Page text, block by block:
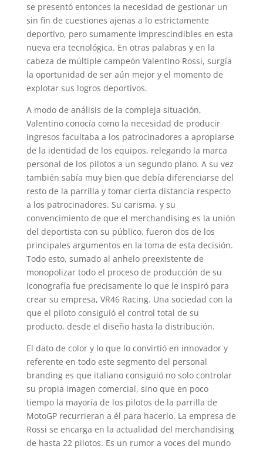
se presentó entonces la necesidad de gestionar un
sin fin de cuestiones ajenas a lo estrictamente
deportivo, pero sumamente imprescindibles en esta
nueva era tecnológica. En otras palabras y en la
cabeza de múltiple campeón Valentino Rossi, surgía
la oportunidad de ser aún mejor y el momento de
explotar sus logros deportivos.
A modo de análisis de la compleja situación,
Valentino conocía como la necesidad de producir
ingresos facultaba a los patrocinadores a apropiarse
de la identidad de los equipos, relegando la marca
personal de los pilotos a un segundo plano. A su vez
también sabía muy bien que debía diferenciarse del
resto de la parrilla y tomar cierta distancia respecto
a los patrocinadores. Su carisma, y su
convencimiento de que el merchandising es la unión
del deportista con su público, fueron dos de los
principales argumentos en la toma de esta decisión.
Todo esto, sumado al anhelo preexistente de
monopolizar todo el proceso de producción de su
iconografía fue precisamente lo que le inspiró para
crear su empresa, VR46 Racing. Una sociedad con la
que el piloto consiguió el control total de su
producto, desde el diseño hasta la distribución.
El dato de color y lo que lo convirtió en innovador y
referente en todo este segmento del personal
branding es que italiano consiguió no solo controlar
su propia imagen comercial, sino que en poco
tiempo la mayoría de los pilotos de la parrilla de
MotoGP recurrieran a él para hacerlo. La empresa de
Rossi se encarga en la actualidad del merchandising
de hasta 22 pilotos. Es un rumor a voces del mundo